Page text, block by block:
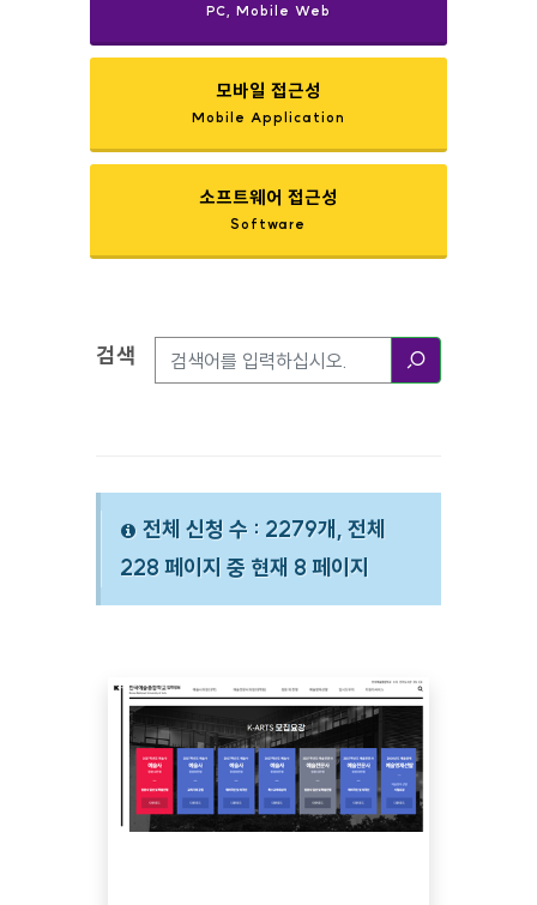
PC, Mobile Web
모바일 접근성
Mobile Application
소프트웨어 접근성
Software
검색옵션
검색
전체 신청 수 : 2279개, 전체
228 페이지 중 현재 8 페이지